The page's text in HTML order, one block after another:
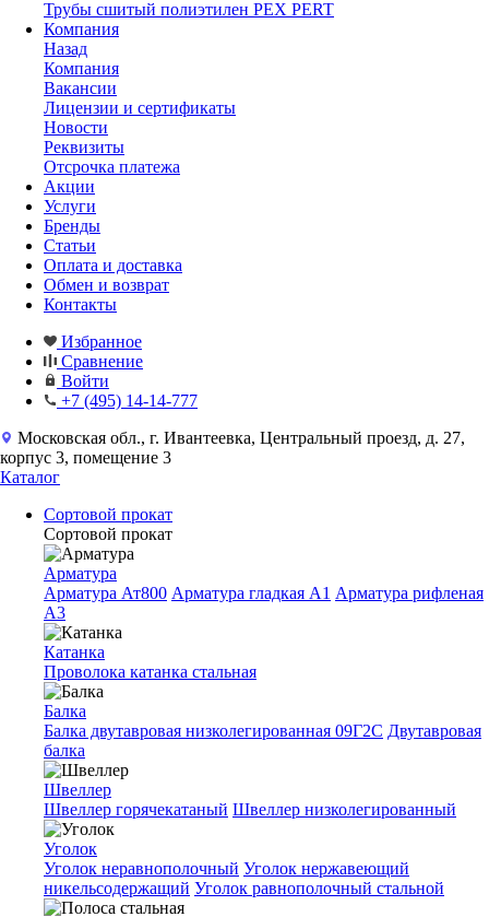
Трубы сшитый полиэтилен PEX PERT
Компания
Назад
Компания
Вакансии
Лицензии и сертификаты
Новости
Реквизиты
Отсрочка платежа
Акции
Услуги
Бренды
Статьи
Оплата и доставка
Обмен и возврат
Контакты
Избранное
Сравнение
Войти
+7 (495) 14-14-777
Московская обл., г. Ивантеевка, Центральный проезд, д. 27,
корпус 3, помещение 3
Каталог
Сортовой прокат
Сортовой прокат
Арматура
Арматура Ат800 Арматура гладкая A1 Арматура рифленая
A3
Катанка
Проволока катанка стальная
Балка
Балка двутавровая низколегированная 09Г2С Двутавровая
балка
Швеллер
Швеллер горячекатаный Швеллер низколегированный
Уголок
Уголок неравнополочный Уголок нержавеющий
никельсодержащий Уголок равнополочный стальной